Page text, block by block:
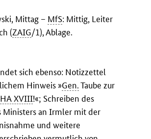
Mittag – MfS: Mittig, Leiter
(ZAIG/1), Ablage.
sich ebenso: Notizzettel
Hinweis »Gen.Taube zur
HA XVIII!«; Schreiben des
Ministers an Irmler mit der
und weitere